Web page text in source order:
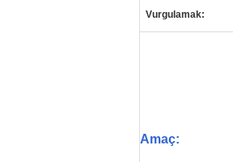
Vurgulamak:
Amaç: